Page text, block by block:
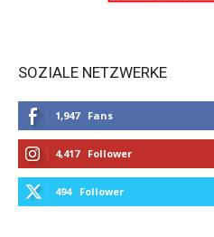
SOZIALE NETZWERKE
1,947 Fans
4,417 Follower
494 Follower